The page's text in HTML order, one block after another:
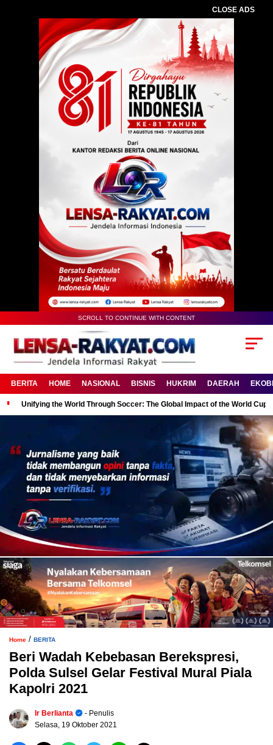
CLOSE ADS
SCROLL TO CONTINUE WITH CONTENT
BERITA HOME NASIONAL BISNIS HUKRIM DAERAH
Unifying the World Through Soccer: The Global Impact of the World Cup
Home / BERITA
Beri Wadah Kebebasan Berekspresi,
Polda Sulsel Gelar Festival Mural Piala
Kapolri 2021
Ir Berlianta
- Penulis
Selasa, 19 Oktober 2021